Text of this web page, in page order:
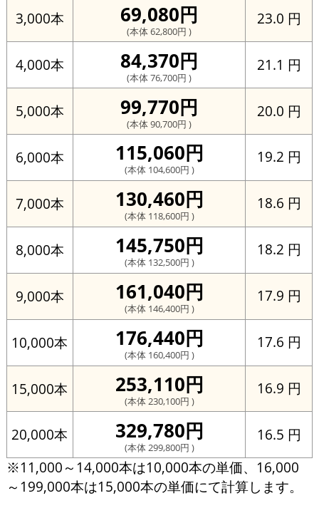
3,000本 69,080円
(本体 62,800円 )
23.0 円
4,000本 84,370円
(本体 76,700円 )
21.1 円
5,000本 99,770円
(本体 90,700円 )
20.0 円
6,000本 115,060円
(本体 104,600円 )
19.2 円
7,000本 130,460円
(本体 118,600円 )
18.6 円
8,000本 145,750円
(本体 132,500円 )
18.2 円
9,000本 161,040円
(本体 146,400円 )
17.9 円
10,000本 176,440円
(本体 160,400円 )
17.6 円
15,000本 253,110円
(本体 230,100円 )
16.9 円
20,000本 329,780円
(本体 299,800円 )
16.5 円
※11,000～14,000本は10,000本の単価、16,000
～199,000本は15,000本の単価にて計算します。